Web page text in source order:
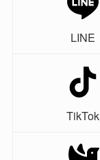
LINE
TikTok